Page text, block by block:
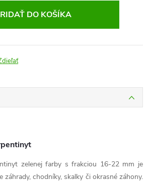
DO KOŠÍKA
zelenej farby s frakciou 16-22 mm je
záhrady, chodníky, skalky či okrasné záhony.